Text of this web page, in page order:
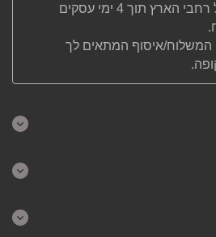
של צ'יטה שופס בכל רחבי הארץ תוך 4 ימי עסקים
המשלוח/איסוף המתאים לך